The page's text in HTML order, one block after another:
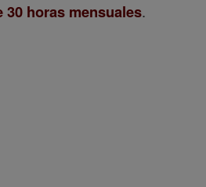
30 horas mensuales.